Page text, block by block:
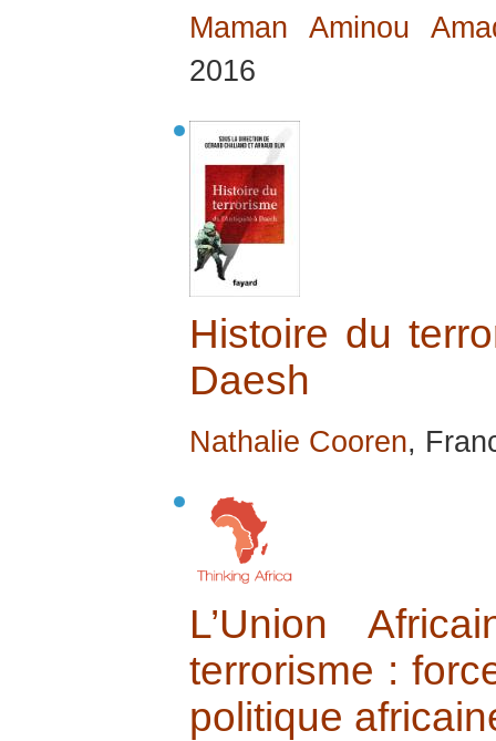
Maman Aminou
2016
Histoire du
Daesh
Nathalie Cooren,
L’Union
terrorisme :
politique